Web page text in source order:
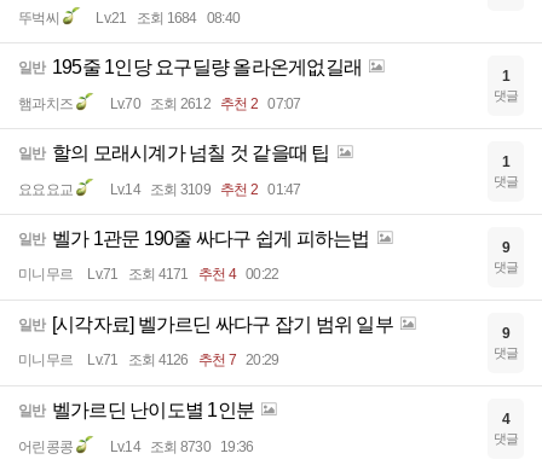
뚜벅씨 Lv.21 조회 1684 08:40
일반 195줄 1인당 요구딜량 올라온게없길래
햄과치즈 Lv.70 조회 2612 추천 2 07:07
1
댓글
일반 할의 모래시계가 넘칠 것 같을때 팁
요요요교 Lv.14 조회 3109 추천 2 01:47
1
댓글
일반 벨가 1관문 190줄 싸다구 쉽게 피하는법
미니무르 Lv.71 조회 4171 추천 4 00:22
9
댓글
일반 [시각자료] 벨가르딘 싸다구 잡기 범위 일부
미니무르 Lv.71 조회 4126 추천 7 20:29
9
댓글
일반 벨가르딘 난이도별 1인분
어린콩콩 Lv.14 조회 8730 19:36
4
댓글